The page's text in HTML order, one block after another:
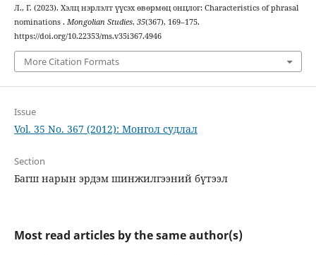
Л., Г. (2023). Хэлц нэрлэлт үүсэх өвөрмөц онцлог: Characteristics of phrasal
nominations . Mongolian Studies, 35(367), 169–175.
https://doi.org/10.22353/ms.v35i367.4946
More Citation Formats
Issue
Vol. 35 No. 367 (2012): Монгол судлал
Section
Багш нарын эрдэм шинжилгээний бүтээл
Most read articles by the same author(s)